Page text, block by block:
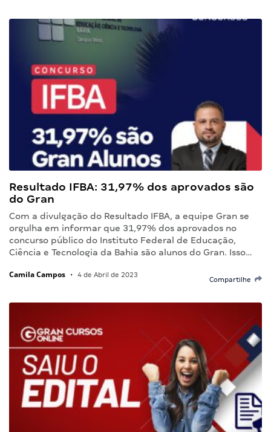
Resultado IFBA: 31,97% dos aprovados são
do Gran
Com a divulgação do Resultado IFBA, a equipe Gran se
orgulha em informar que 31,97% dos aprovados no
concurso público do Instituto Federal de Educação,
Ciência e Tecnologia da Bahia são alunos do Gran. Isso…
Camila Campos • 4 de Abril de 2023
Compartilhe